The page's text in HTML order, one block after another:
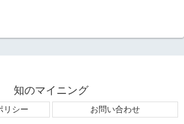
知のマイニング
リシー お問い合わせ